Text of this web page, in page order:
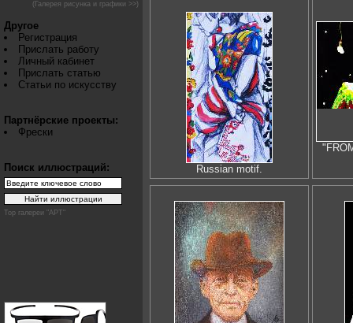
(Галерея рисунка и графики >>)
Другое
Регистрация
Прислать работу
Личный кабинет
Прислать статью
Статьи по искусству
Партнёрские проекты:
Фрески
Поиск иллюстраций:
Top галереи "АРТ"
Russian motif.